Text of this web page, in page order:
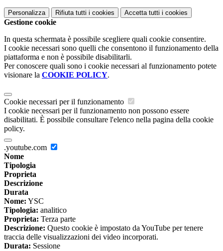
Personalizza Rifiuta tutti i cookies Accetta tutti i cookies
Gestione cookie
In questa schermata è possibile scegliere quali cookie consentire.
I cookie necessari sono quelli che consentono il funzionamento della
piattaforma e non è possibile disabilitarli.
Per conoscere quali sono i cookie necessari al funzionamento potete
visionare la COOKIE POLICY.
Cookie necessari per il funzionamento
I cookie necessari per il funzionamento non possono essere
disabilitati. È possibile consultare l'elenco nella pagina della cookie
policy.
.youtube.com
Nome
Tipologia
Proprieta
Descrizione
Durata
Nome: YSC
Tipologia: analitico
Proprieta: Terza parte
Descrizione: Questo cookie è impostato da YouTube per tenere
traccia delle visualizzazioni dei video incorporati.
Durata: Sessione